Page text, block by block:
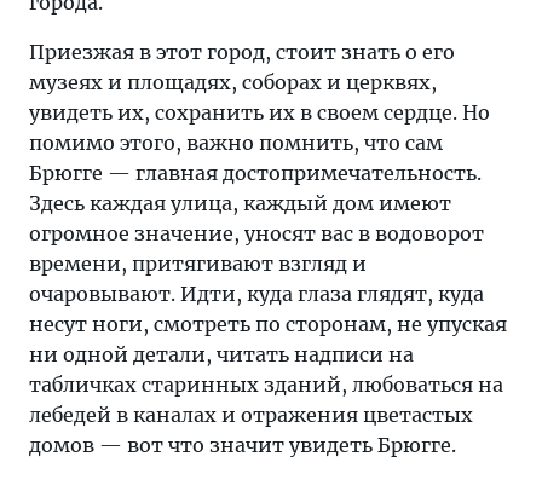
Приезжая в этот город, стоит знать о его
музеях и площадях, соборах и церквях,
увидеть их, сохранить их в своем сердце. Но
помимо этого, важно помнить, что сам
Брюгге — главная достопримечательность.
Здесь каждая улица, каждый дом имеют
огромное значение, уносят вас в водоворот
времени, притягивают взгляд и
очаровывают. Идти, куда глаза глядят, куда
несут ноги, смотреть по сторонам, не упуская
ни одной детали, читать надписи на
табличках старинных зданий, любоваться на
лебедей в каналах и отражения цветастых
домов — вот что значит увидеть Брюгге.